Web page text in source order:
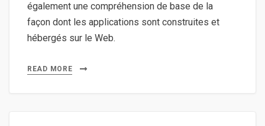
également une compréhension de base de la
façon dont les applications sont construites et
hébergés sur le Web.
READ MORE